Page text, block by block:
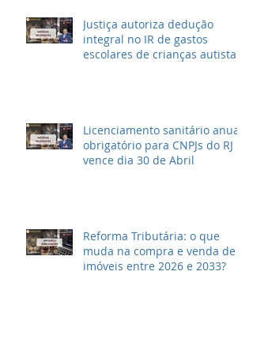
Justiça autoriza dedução
integral no IR de gastos
escolares de crianças autistas
Licenciamento sanitário anual
obrigatório para CNPJs do RJ
vence dia 30 de Abril
Reforma Tributária: o que
muda na compra e venda de
imóveis entre 2026 e 2033?